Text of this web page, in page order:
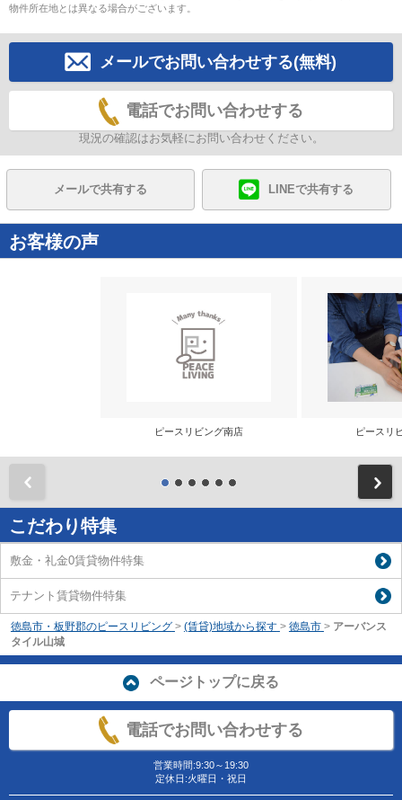
物件所在地とは異なる場合がございます。
メールでお問い合わせする(無料)
電話でお問い合わせする
現況の確認はお気軽にお問い合わせください。
メールで共有する LINEで共有する
お客様の声
ピースリビング南店 ピースリ
こだわり特集
敷金・礼金0賃貸物件特集
テナント賃貸物件特集
徳島市・板野郡のピースリビング > (賃貸)地域から探す > 徳島市 > アーバンス
タイル山城
ページトップに戻る
電話でお問い合わせする
営業時間:9:30～19:30
定休日:火曜日・祝日